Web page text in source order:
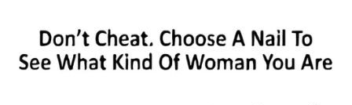
ಅಭ್ಯಾಸ ಪಂದ್ಯದಲ್ಲಿ ಭಾರತಕ್ಕೆ
ಆರಂಭಿಕ ಆಘಾತ; ಟೀಂ
ಲಂಕಾ ಎದುರಿನ ಅಭ್ಯಾಸ ಪಂದ್ಯ:
ಮೊದಲ ದಿನವೇ ಟೀಂ ಇಂಡಿಯಾ